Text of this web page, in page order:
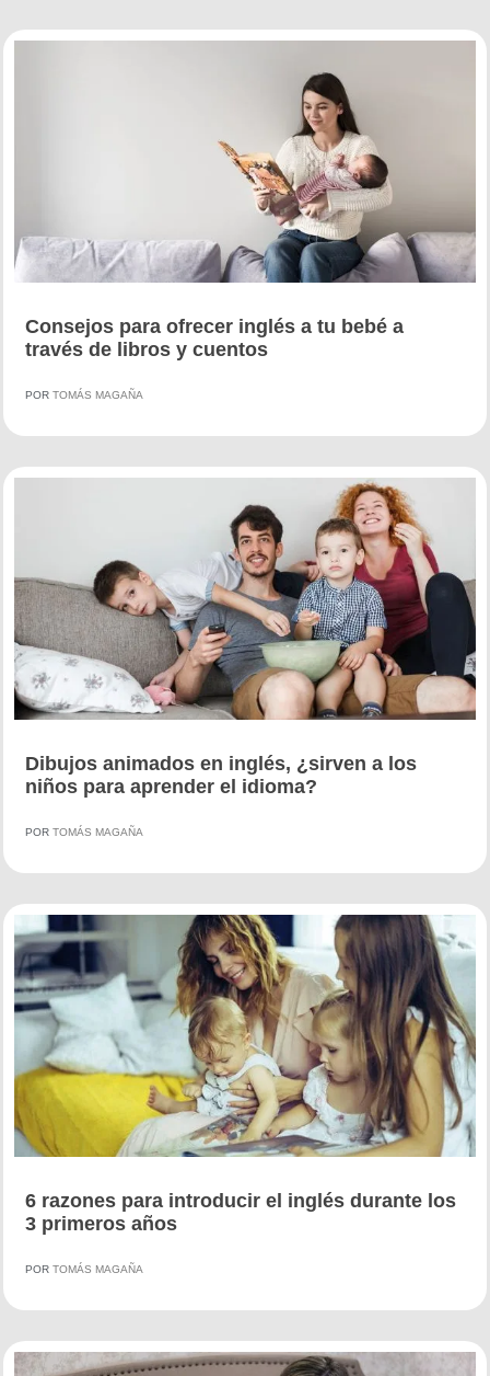
Consejos para ofrecer inglés a tu bebé a
través de libros y cuentos
POR TOMÁS MAGAÑA
Dibujos animados en inglés, ¿sirven a los
niños para aprender el idioma?
POR TOMÁS MAGAÑA
6 razones para introducir el inglés durante los
3 primeros años
POR TOMÁS MAGAÑA